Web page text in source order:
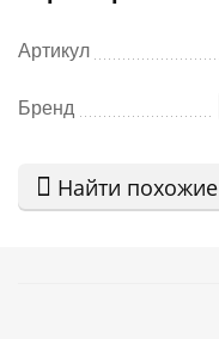
Артикул
Бренд
Найти похожие